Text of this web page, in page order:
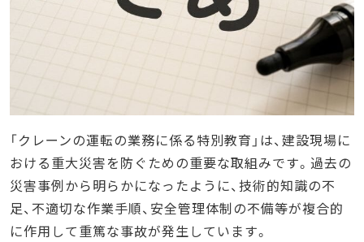
「クレーンの運転の業務に係る特別教育」は、建設現場に
おける重大災害を防ぐための重要な取組みです。過去の
災害事例から明らかになったように、技術的知識の不
足、不適切な作業手順、安全管理体制の不備等が複合的
に作用して重篤な事故が発生しています。